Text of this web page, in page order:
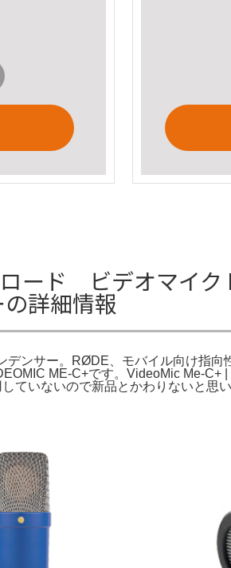
ビデオマイク
の詳細情報
ンサー。RØDE、モバイル向け指向
ME-C+です。VideoMic Me-
ていないので新品とかわりないと思